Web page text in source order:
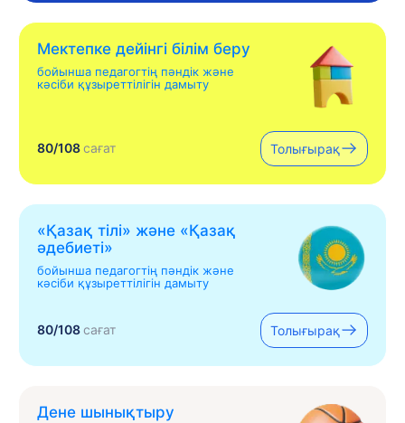
Мектепке дейінгі білім беру
бойынша педагогтің пәндік және
кәсіби құзыреттілігін дамыту
80/108сағат Толығырақ
«Қазақ тілі» жəне «Қазақ
əдебиеті»
бойынша педагогтің пәндік және
кәсіби құзыреттілігін дамыту
80/108сағат Толығырақ
Дене шынықтыру